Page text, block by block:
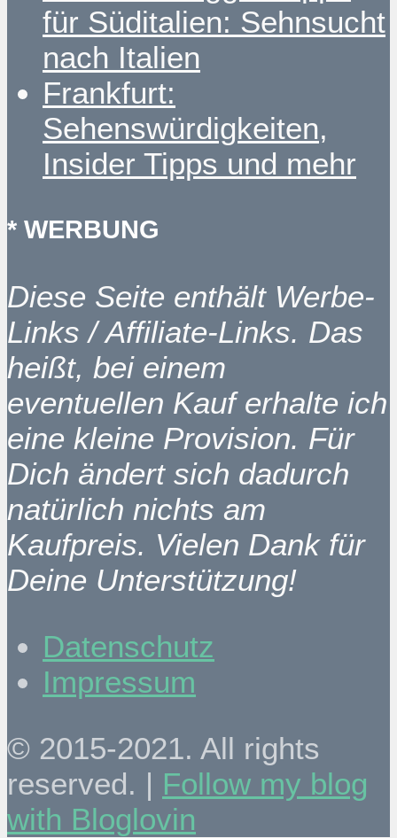
für Süditalien: Sehnsucht
nach Italien
Frankfurt:
Sehenswürdigkeiten,
Insider Tipps und mehr
* WERBUNG
Diese Seite enthält Werbe-
Links / Affiliate-Links. Das
heißt, bei einem
eventuellen Kauf erhalte ich
eine kleine Provision. Für
Dich ändert sich dadurch
natürlich nichts am
Kaufpreis. Vielen Dank für
Deine Unterstützung!
Datenschutz
Impressum
© 2015-2021. All rights
reserved. | Follow my blog
with Bloglovin